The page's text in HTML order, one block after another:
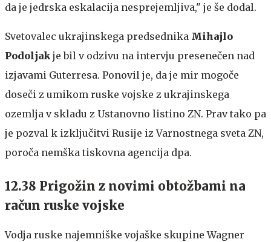
da je jedrska eskalacija nesprejemljiva," je še dodal.
Svetovalec ukrajinskega predsednika Mihajlo
Podoljak je bil v odzivu na intervju presenečen nad
izjavami Guterresa. Ponovil je, da je mir mogoče
doseči z umikom ruske vojske z ukrajinskega
ozemlja v skladu z Ustanovno listino ZN. Prav tako pa
je pozval k izključitvi Rusije iz Varnostnega sveta ZN,
poroča nemška tiskovna agencija dpa.
12.38 Prigožin z novimi obtožbami na
račun ruske vojske
Vodja ruske najemniške vojaške skupine Wagner